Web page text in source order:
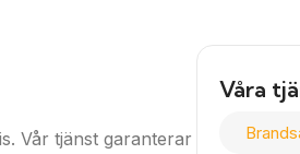
Vår tjänst garanterar
Våra